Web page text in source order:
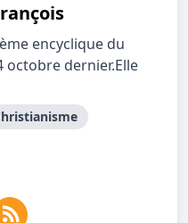
encyclique du
octobre dernier.Elle